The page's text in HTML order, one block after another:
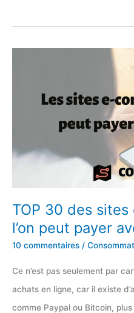
sur
invisalign
TOP 30 des
l’on peut payer
10 commentaires /
Ce n’est pas seulement par
achats en ligne, car il existe
comme Paypal ou Bitcoin,